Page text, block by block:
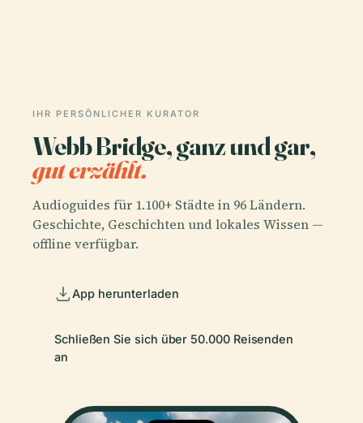
IHR PERSÖNLICHER KURATOR
Webb Bridge, ganz und gar,
gut erzählt.
Audioguides für 1.100+ Städte in 96 Ländern.
Geschichte, Geschichten und lokales Wissen —
offline verfügbar.
App herunterladen
Schließen Sie sich über 50.000 Reisenden
an